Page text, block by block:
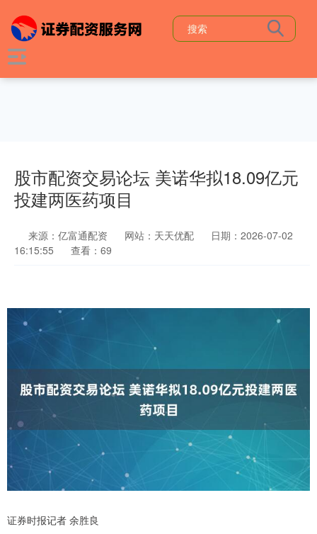
股市配资交易论坛 美诺华拟18.09亿元
投建两医药项目
来源：亿富通配资 网站：天天优配
日期：2026-07-02
16:15:55
查看：69
证券时报记者 余胜良